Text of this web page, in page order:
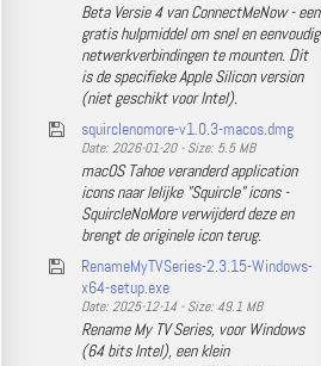
Beta Versie 4 van ConnectMeNow - een
gratis hulpmiddel om snel en eenvoudig
netwerkverbindingen te mounten. Dit
is de specifieke Apple Silicon version
(niet geschikt voor Intel).
squirclenomore-v1.0.3-macos.dmg
Date: 2026-01-20 - Size: 5.5 MB
macOS Tahoe veranderd application
icons naar lelijke "Squircle" icons -
SquircleNoMore verwijderd deze en
brengt de originele icon terug.
RenameMyTVSeries-2.3.15-Windows-
x64-setup.exe
Date: 2025-12-14 - Size: 49.1 MB
Rename My TV Series, voor Windows
(64 bits Intel), een klein